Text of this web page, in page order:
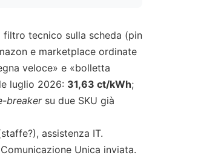
filtro tecnico sulla scheda (pin
e marketplace ordinate
veloce» e «bolletta
luglio 2026: 31,63 ct/kWh;
breakersu due SKU già
assistenza IT.
Unica inviata.